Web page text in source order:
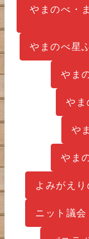
やまのべ・
やまのべ星
やま
やま
や
やま
よみがえ
ニット議会